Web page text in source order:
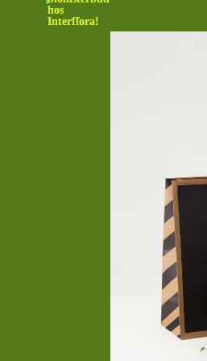
hos
Interflora!